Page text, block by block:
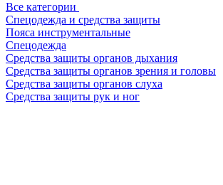
Все категории
Спецодежда и средства защиты
Пояса инструментальные
Спецодежда
Средства защиты органов дыхания
Средства защиты органов зрения и головы
Средства защиты органов слуха
Средства защиты рук и ног